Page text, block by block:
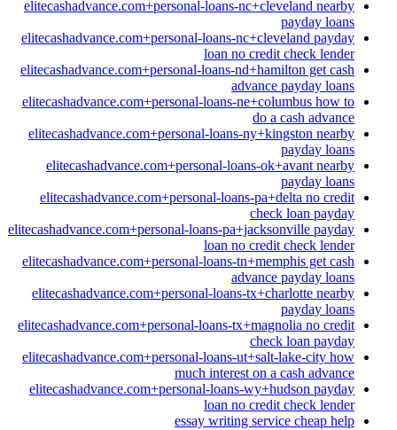
elitecashadvance.com+personal-loans-nc+cleveland nearby
payday loans
elitecashadvance.com+personal-loans-nc+cleveland payday
loan no credit check lender
elitecashadvance.com+personal-loans-nd+hamilton get cash
advance payday loans
elitecashadvance.com+personal-loans-ne+columbus how to
do a cash advance
elitecashadvance.com+personal-loans-ny+kingston nearby
payday loans
elitecashadvance.com+personal-loans-ok+avant nearby
payday loans
elitecashadvance.com+personal-loans-pa+delta no credit
check loan payday
elitecashadvance.com+personal-loans-pa+jacksonville payday
loan no credit check lender
elitecashadvance.com+personal-loans-tn+memphis get cash
advance payday loans
elitecashadvance.com+personal-loans-tx+charlotte nearby
payday loans
elitecashadvance.com+personal-loans-tx+magnolia no credit
check loan payday
elitecashadvance.com+personal-loans-ut+salt-lake-city how
much interest on a cash advance
elitecashadvance.com+personal-loans-wy+hudson payday
loan no credit check lender
essay writing service cheap help